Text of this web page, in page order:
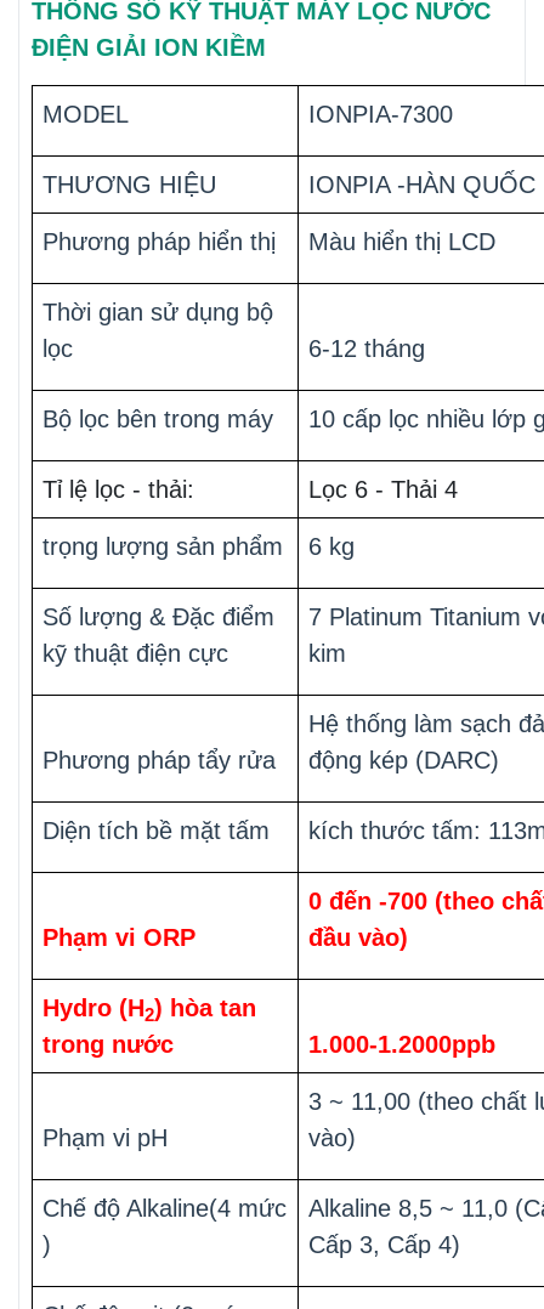
THÔNG SỐ KỸ THUẬT MÁY LỌC NƯỚC
ĐIỆN GIẢI ION KIỀM
MODEL IONPIA-7300
THƯƠNG HIỆU IONPIA -HÀN QUỐC
Phương pháp hiển thị Màu hiển thị LCD
Thời gian sử dụng bộ
lọc
6-12 tháng
Bộ lọc bên trong máy 10 cấp lọc nhiều lớp
Tỉ lệ lọc - thải: Lọc 6 - Thải 4
trọng lượng sản phẩm 6 kg
Số lượng & Đặc điểm
kỹ thuật điện cực
7 Platinum Titanium
kim
Phương pháp tẩy rửa
Hệ thống làm sạch
động kép (DARC)
Diện tích bề mặt tấm kích thước tấm:
Phạm vi ORP
0 đến -700 (theo
đầu vào)
Hydro (H2) hòa tan
trong nước
1.000-1.2000ppb
Phạm vi pH
3 ~ 11,00 (theo chất
vào)
Chế độ Alkaline(4 mức
)
Alkaline 8,5 ~ 11,0
Cấp 3, Cấp 4)